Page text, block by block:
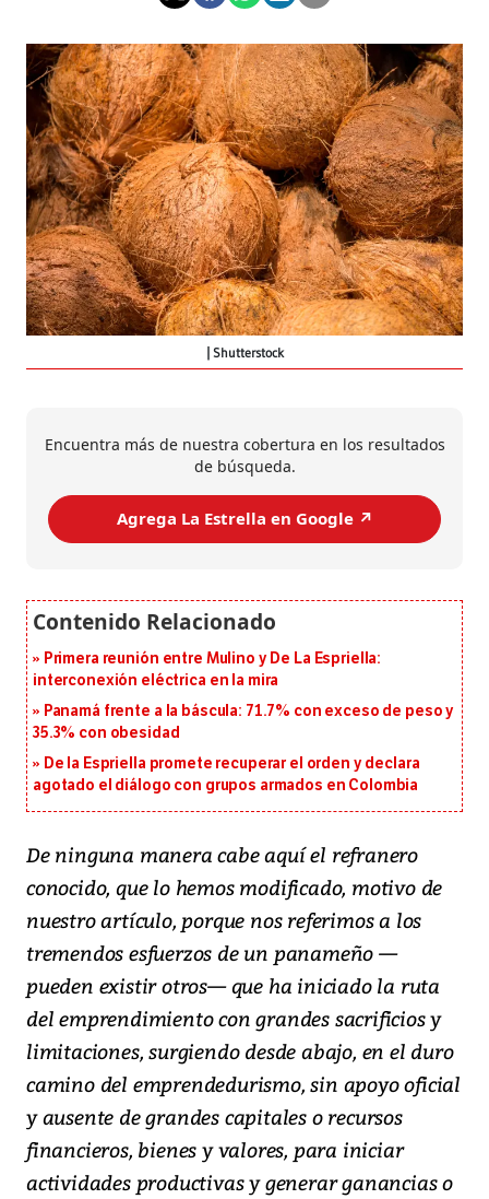
Shutterstock
Encuentra más de nuestra cobertura en los resultados
de búsqueda.
Agrega La Estrella en Google ↗️
Primera reunión entre Mulino y De La Espriella:
interconexión eléctrica en la mira
Panamá frente a la báscula: 71.7% con exceso de peso y
35.3% con obesidad
De la Espriella promete recuperar el orden y declara
agotado el diálogo con grupos armados en Colombia
De ninguna manera cabe aquí el refranero
conocido, que lo hemos modificado, motivo de
nuestro artículo, porque nos referimos a los
tremendos esfuerzos de un panameño —
pueden existir otros— que ha iniciado la ruta
del emprendimiento con grandes sacrificios y
limitaciones, surgiendo desde abajo, en el duro
camino del emprendedurismo, sin apoyo oficial
y ausente de grandes capitales o recursos
financieros, bienes y valores, para iniciar
actividades productivas y generar ganancias o